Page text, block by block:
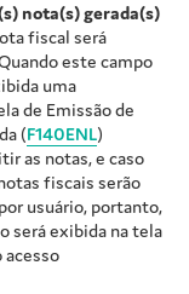
nota(s) gerada(s)
fiscal será
este campo
uma
de Emissão de
(F140ENL)
as notas, e caso
fiscais serão
usuário, portanto,
será exibida na tela